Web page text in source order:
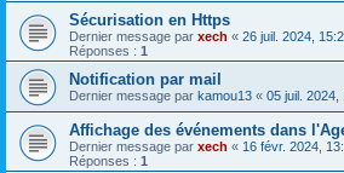
Sécurisation en Https
Dernier message par xech « 26 juil. 2024,
Réponses : 1
Notification par mail
Dernier message par kamou13 « 05 juil. 2024,
Affichage des événements dans
Dernier message par xech « 16 févr. 2024,
Réponses : 1